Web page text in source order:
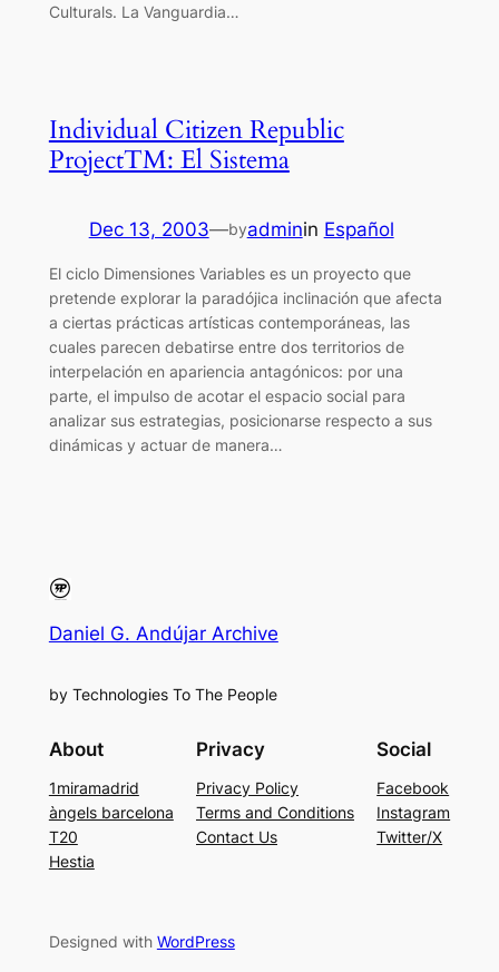
Culturals. La Vanguardia…
Individual Citizen Republic
ProjectTM: El Sistema
Dec 13, 2003—byadminin Español
El ciclo Dimensiones Variables es un proyecto que
pretende explorar la paradójica inclinación que afecta
a ciertas prácticas artísticas contemporáneas, las
cuales parecen debatirse entre dos territorios de
interpelación en apariencia antagónicos: por una
parte, el impulso de acotar el espacio social para
analizar sus estrategias, posicionarse respecto a sus
dinámicas y actuar de manera…
Daniel G. Andújar Archive
by Technologies To The People
About
1miramadrid
àngels barcelona
T20
Hestia
Privacy
Privacy Policy
Terms and Conditions
Contact Us
Social
Facebook
Instagram
Twitter/X
Designed with WordPress